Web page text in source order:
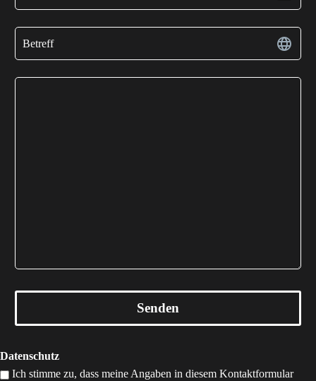
Datenschutz
Ich stimme zu, dass meine Angaben in diesem Kontaktformular